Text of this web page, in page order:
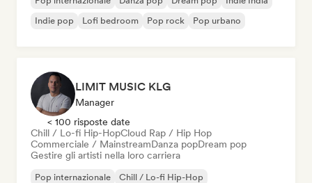
Indie pop
Lofi bedroom Pop rock Pop urbano
LIMIT MUSIC KLG
Manager
< 100 risposte date
Chill / Lo-fi Hip-HopCloud Rap / Hip Hop
Commerciale / MainstreamDanza popDream pop
Gestire gli artisti nella loro carriera
Pop internazionale
Chill / Lo-fi Hip-Hop